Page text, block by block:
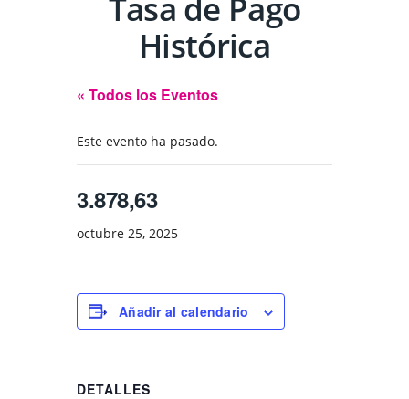
Tasa de Pago
Histórica
« Todos los Eventos
Este evento ha pasado.
3.878,63
octubre 25, 2025
Añadir al calendario
DETALLES